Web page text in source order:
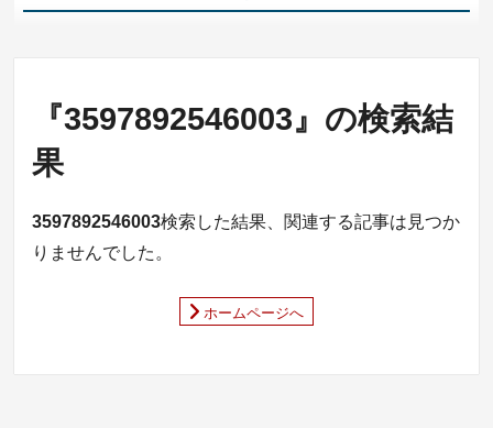
『3597892546003』の検索結
果
3597892546003検索した結果、関連する記事は見つか
りませんでした。
ホームページへ